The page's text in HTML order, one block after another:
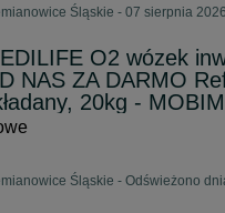
Śląskie - 07 sierpnia 2026
O2 wózek
NAS ZA DARMO
20kg -
Śląskie - Odświeżono